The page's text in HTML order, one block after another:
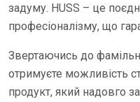
задуму. HUSS – це
професіоналізму, що
Звертаючись до
отримуєте можливість
продукт, який надовго